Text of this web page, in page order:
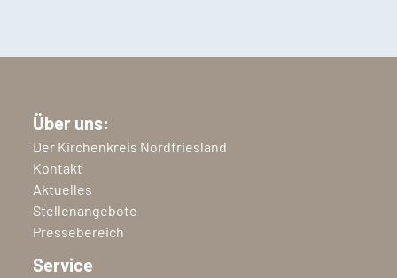
Über uns:
Der Kirchenkreis Nordfriesland
Kontakt
Aktuelles
Stellenangebote
Pressebereich
Service